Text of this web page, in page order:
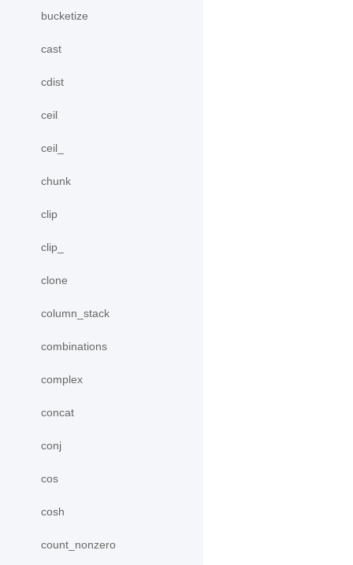
bucketize
cast
cdist
ceil
ceil_
chunk
clip
clip_
clone
column_stack
combinations
complex
concat
conj
cos
cosh
count_nonzero